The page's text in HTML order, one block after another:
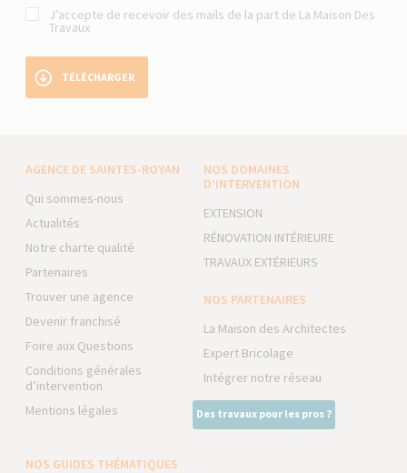
J’accepte de recevoir des mails de la part de La Maison Des
Travaux
TÉLÉCHARGER
AGENCE DE SAINTES-ROYAN
Qui sommes-nous
Actualités
Notre charte qualité
Partenaires
Trouver une agence
Devenir franchisé
Foire aux Questions
Conditions générales
d’intervention
Mentions légales
NOS DOMAINES
D’INTERVENTION
EXTENSION
RÉNOVATION INTÉRIEURE
TRAVAUX EXTÉRIEURS
NOS PARTENAIRES
La Maison des Architectes
Expert Bricolage
Intégrer notre réseau
Des travaux pour les pros ?
NOS GUIDES THÉMATIQUES